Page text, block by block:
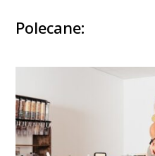
Polecane: